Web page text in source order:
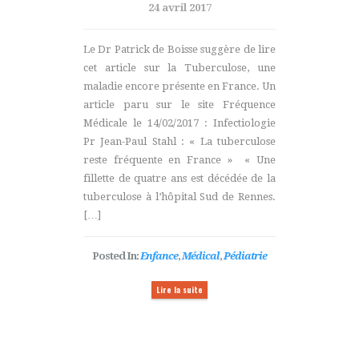
24 avril 2017
Le Dr Patrick de Boisse suggère de lire
cet article sur la Tuberculose, une
maladie encore présente en France. Un
article paru sur le site Fréquence
Médicale le 14/02/2017 : Infectiologie
Pr Jean-Paul Stahl : « La tuberculose
reste fréquente en France » « Une
fillette de quatre ans est décédée de la
tuberculose à l’hôpital Sud de Rennes.
[…]
Posted In: Enfance, Médical, Pédiatrie
Lire la suite